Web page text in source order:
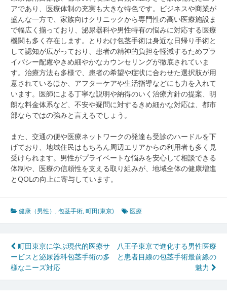
アであり、医療体制の充実も大きな特色です。ビジネスや商業が
盛んな一方で、家族向けクリニックから専門性の高い医療施設ま
で幅広く揃っており、泌尿器科や男性特有の悩みに対応する医療
機関も多く存在します。とりわけ包茎手術は身近な日帰り手術と
して認知が広がっており、患者の精神的負担を軽減するためプラ
イバシー配慮やきめ細やかなカウンセリングが徹底されていま
す。治療方法も多様で、患者の希望や症状に合わせた選択肢が用
意されているほか、アフターケアや生活指導などにも力を入れて
います。医師による丁寧な説明や納得のいく治療方針の提案、明
朗な料金体系など、不安や疑問に対するきめ細かな対応は、都市
部ならではの強みと言えるでしょう。
また、交通の便や医療ネットワークの発達も受診のハードルを下
げており、地域住民はもちろん周辺エリアからの利用者も多く見
受けられます。男性がプライベートな悩みを安心して相談できる
体制や、医療の信頼性を支える取り組みが、地域全体の健康増進
とQOLの向上に寄与しています。
健康（男性） ,包茎手術,町田(東京) 医療
投
稿
ナ
町田東京に学ぶ現代的医療サ
ービスと泌尿器科包茎手術の多
様なニーズ対応
八王子東京で進化する男性医療
と患者目線の包茎手術最前線の
魅力